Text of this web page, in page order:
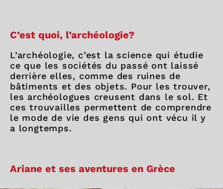
C’est quoi, l’archéologie?
L’archéologie, c’est la science qui étudie
ce que les sociétés du passé ont laissé
derrière elles, comme des ruines de
bâtiments et des objets. Pour les trouver,
les archéologues creusent dans le sol. Et
ces trouvailles permettent de comprendre
le mode de vie des gens qui ont vécu il y
a longtemps.
Ariane et ses aventures en Grèce